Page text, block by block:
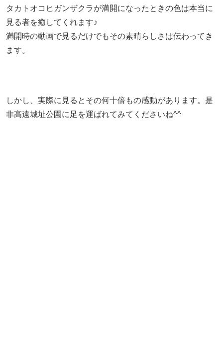
タカトオコヒガンザクラが満開になったときの色は本当に
見る者を癒してくれます♪
満開時の動画で見るだけでもその素晴らしさは伝わってき
ます。
しかし、実際に見るとその何十倍もの感動があります。是
非高遠城址公園に足を運ばれてみてくださいね^^